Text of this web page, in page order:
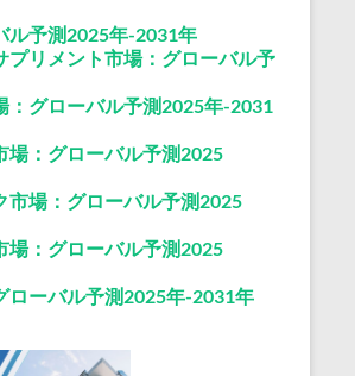
ル予測2025年-2031年
プリメント市場：グローバル予
：グローバル予測2025年-2031
場：グローバル予測2025
市場：グローバル予測2025
場：グローバル予測2025
ローバル予測2025年-2031年